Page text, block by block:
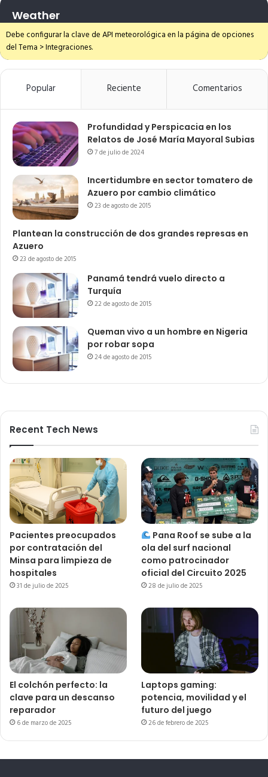
Weather
Debe configurar la clave de API meteorológica en la página de opciones
del Tema > Integraciones.
Popular Reciente Comentarios
Profundidad y Perspicacia en los
Relatos de José María Mayoral Subias
7 de julio de 2024
Incertidumbre en sector tomatero de
Azuero por cambio climático
23 de agosto de 2015
Plantean la construcción de dos grandes represas en
Azuero
23 de agosto de 2015
Panamá tendrá vuelo directo a
Turquía
22 de agosto de 2015
Queman vivo a un hombre en Nigeria
por robar sopa
24 de agosto de 2015
Recent Tech News
Pacientes preocupados
por contratación del
Minsa para limpieza de
hospitales
31 de julio de 2025
Pana Roof se sube a la
ola del surf nacional
como patrocinador
oficial del Circuito 2025
28 de julio de 2025
El colchón perfecto: la
clave para un descanso
reparador
6 de marzo de 2025
Laptops gaming:
potencia, movilidad y el
futuro del juego
26 de febrero de 2025